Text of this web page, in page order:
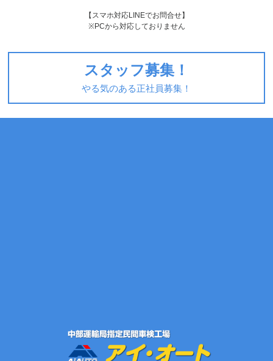
【スマホ対応LINEでお問合せ】
※PCから対応しておりません
スタッフ募集！
やる気のある正社員募集！